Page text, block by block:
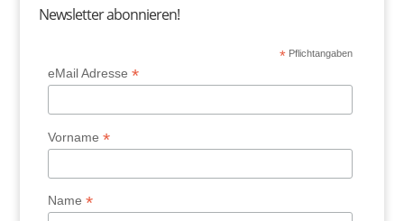
Newsletter abonnieren!
* Pflichtangaben
eMail Adresse*
Vorname*
Name*